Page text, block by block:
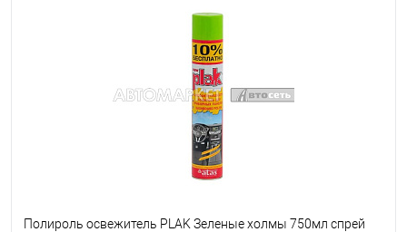
Полироль освежитель PLAK Зеленые холмы 750мл спрей